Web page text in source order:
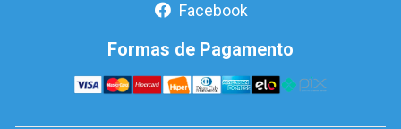
Facebook
Formas de Pagamento